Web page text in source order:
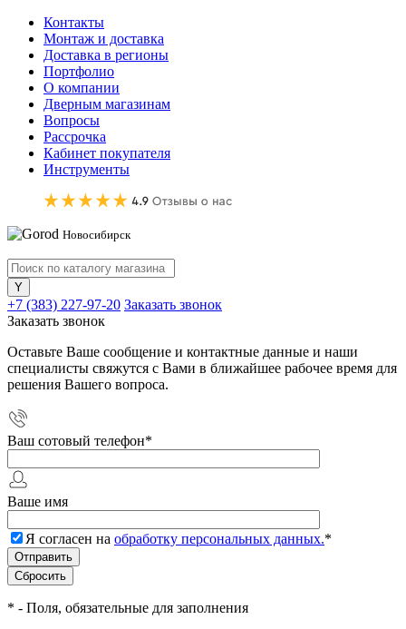
Контакты
Монтаж и доставка
Доставка в регионы
Портфолио
О компании
Дверным магазинам
Вопросы
Рассрочка
Кабинет покупателя
Инструменты
Новосибирск
+7 (383) 227-97-20 Заказать звонок
Заказать звонок
Оставьте Ваше сообщение и контактные данные и наши
специалисты свяжутся с Вами в ближайшее рабочее время для
решения Вашего вопроса.
Ваш сотовый телефон*
Ваше имя
Я согласен на обработку персональных данных.*
* - Поля, обязательные для заполнения